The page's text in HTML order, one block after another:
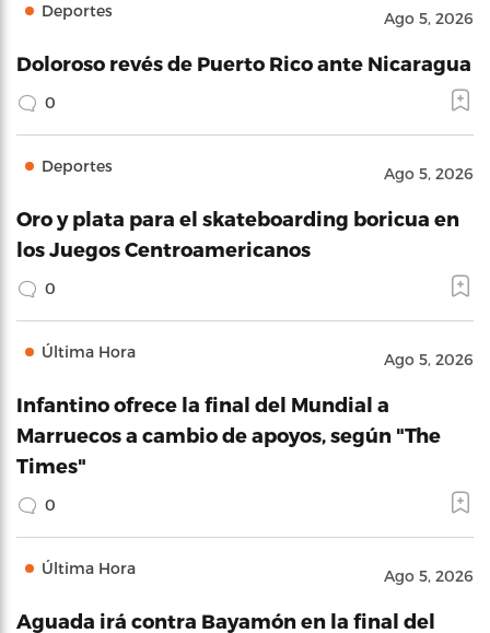
Deportes Ago 5, 2026
Doloroso revés de Puerto Rico ante Nicaragua
0
Deportes Ago 5, 2026
Oro y plata para el skateboarding boricua en
los Juegos Centroamericanos
0
Última Hora Ago 5, 2026
Infantino ofrece la final del Mundial a
Marruecos a cambio de apoyos, según "The
Times"
0
Última Hora Ago 5, 2026
Aguada irá contra Bayamón en la final del